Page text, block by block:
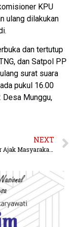
KPU
ulang dilakukan
dan tertutup
dan Satpol PP
surat suara
pukul 16.00
Desa Munggu,
NEXT